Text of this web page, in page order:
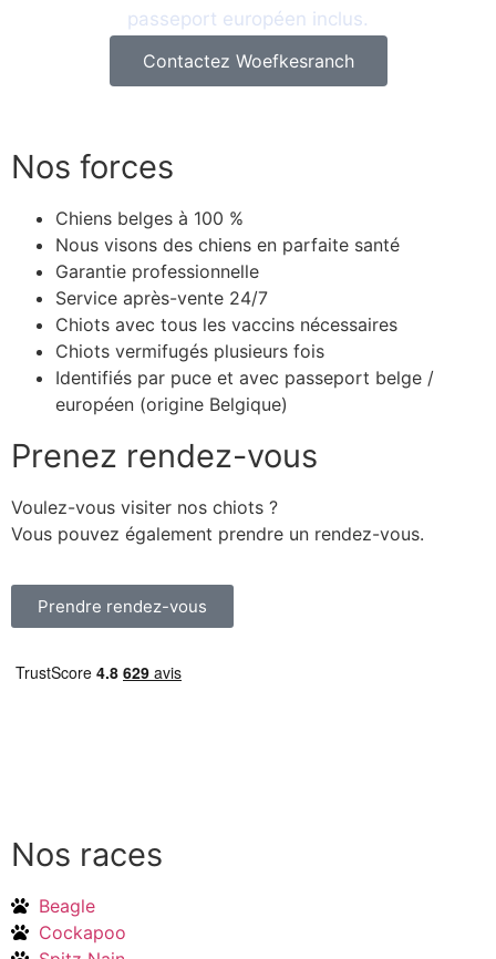
passeport européen inclus.
Contactez Woefkesranch
Nos forces
Chiens belges à 100 %
Nous visons des chiens en parfaite santé
Garantie professionnelle
Service après-vente 24/7
Chiots avec tous les vaccins nécessaires
Chiots vermifugés plusieurs fois
Identifiés par puce et avec passeport belge /
européen (origine Belgique)
Prenez rendez-vous
Voulez-vous visiter nos chiots ?
Vous pouvez également prendre un rendez-vous.
Prendre rendez-vous
Nos races
Beagle
Cockapoo